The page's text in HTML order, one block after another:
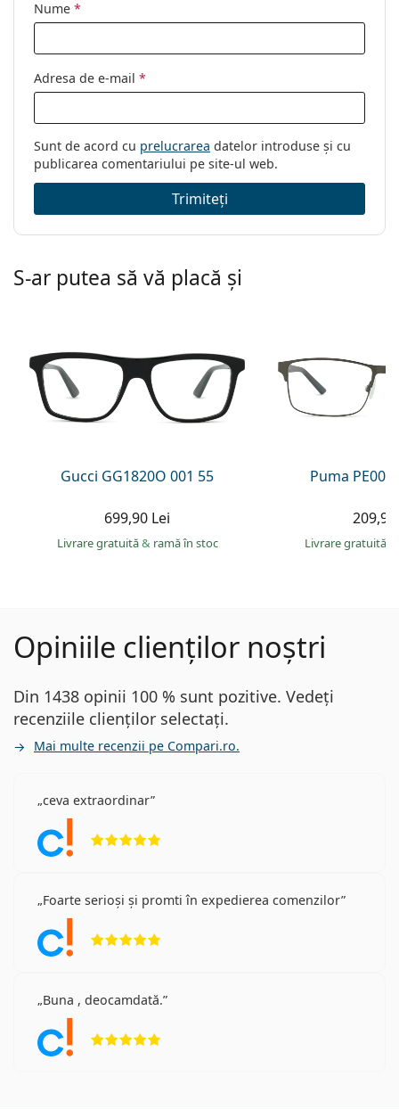
Brand:
Ralph Lauren
Cod:
0RL6202 5284 56
Nume *
Adresa de e-mail *
Sunt de acord cu prelucrarea datelor introduse și cu
publicarea comentariului pe site-ul web.
Trimiteți
S-ar putea să vă placă și
Gucci GG1820O 001 55
699,90 Lei
Livrare gratuită& ramă în stoc
Puma
Livrare gratuită
Opiniile clienților noștri
Din 1438 opinii 100 % sunt pozitive. Vedeți
recenziile clienților selectați.
Mai multe recenzii pe Compari.ro.
ceva extraordinar
Foarte serioși și promti în expedierea comenzilor
Buna , deocamdată.